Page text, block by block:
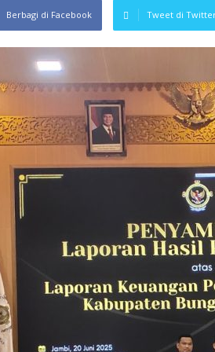
Berbagi di Facebook Tweet di